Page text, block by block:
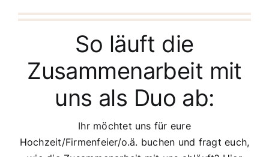
So läuft die
Zusammenarbeit mit
uns als Duo ab:
Ihr möchtet uns für eure
Hochzeit/Firmenfeier/o.ä. buchen und fragt euch,